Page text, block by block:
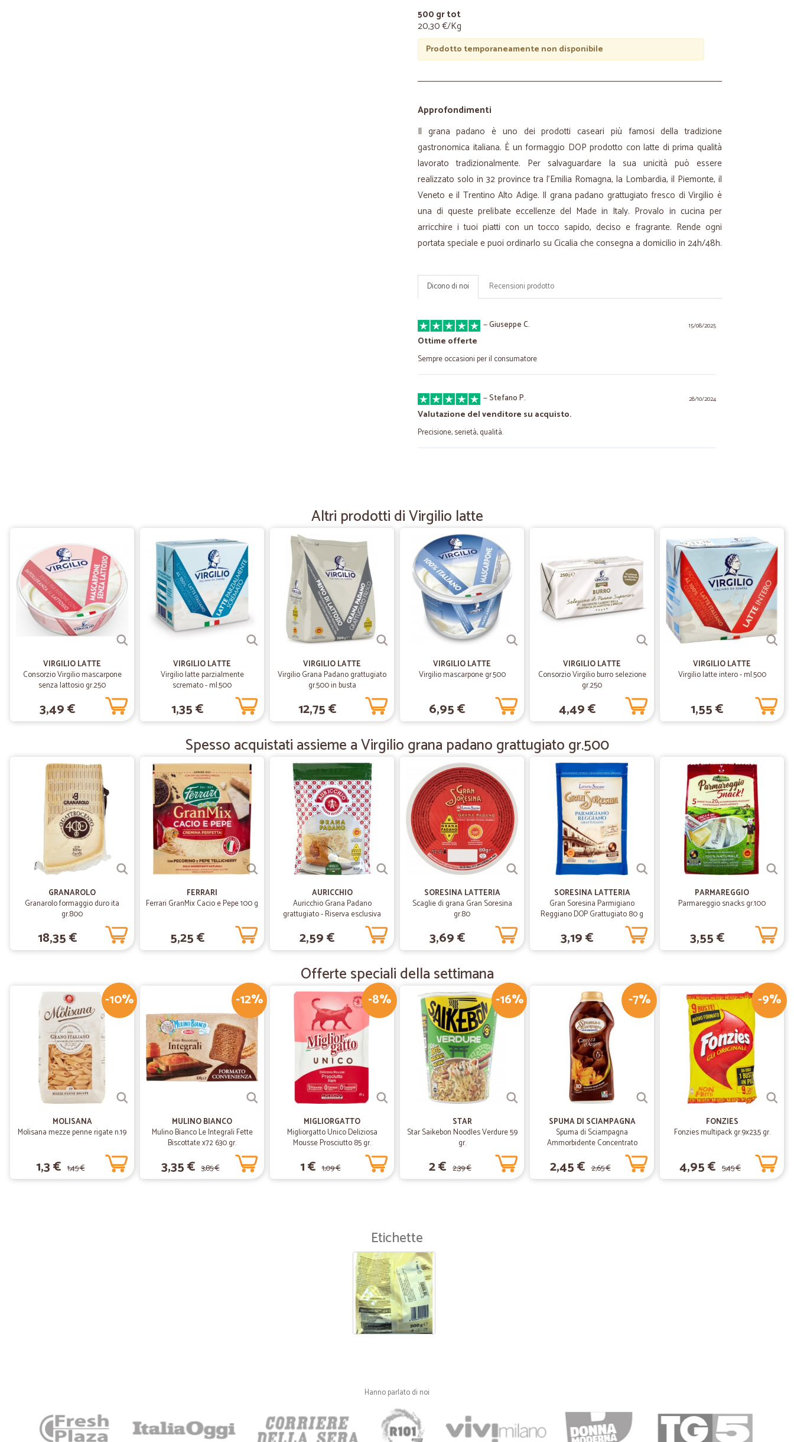
500 gr tot
20,30 €/Kg
Prodotto temporaneamente non disponibile
Approfondimenti
Il grana padano è uno dei prodotti caseari più famosi della tradizione
gastronomica italiana. È un formaggio DOP prodotto con latte di prima qualità
lavorato tradizionalmente. Per salvaguardare la sua unicità può essere
realizzato solo in 32 province tra l'Emilia Romagna, la Lombardia, il Piemonte, il
Veneto e il Trentino Alto Adige. Il grana padano grattugiato fresco di Virgilio è
una di queste prelibate eccellenze del Made in Italy. Provalo in cucina per
arricchire i tuoi piatti con un tocco sapido, deciso e fragrante. Rende ogni
portata speciale e puoi ordinarlo su Cicalia che consegna a domicilio in 24h/48h.
Dicono di noi Recensioni prodotto
15/08/2025
—Giuseppe C.
Ottime offerte
Sempre occasioni per il consumatore
28/10/2024
—Stefano P.
Valutazione del venditore su acquisto.
Precisione, serietà, qualità.
31/01/2021
—Antonio Z.
Veloci,ottimi prodotti,
Veloci, ottimi prodotti,buoni prezzi,imballaggio buono RICOMPRO: ho trovato una crusca che
cercavo da tempo e credevo sparita Sarò un cliente affezionato
20/12/2020
—Luciano G.
Eccellente
Consegna puntuale, tutto Eccellente
Enrico M.
Tutto ok
Tutto ok a parte la spedizione
21/12/2019
—Luigia F.
È stata una felice esperienza …
È stata una felice esperienza acquistare il mango. Ottimo, gustoso, nutriente prodotto.
30/09/2019
—Mario V.
Spedizione rapida
Recensione prodotto acquistato
21/07/2019
—Luca P.
ottima scelta..precisi puntuali
ottima scelta..precisi puntuali
Altri prodotti di Virgilio latte
VIRGILIO LATTE
Consorzio Virgilio mascarpone
senza lattosio gr.250
3,49 €
VIRGILIO LATTE
Virgilio latte parzialmente
scremato - ml.500
1,35 €
VIRGILIO LATTE
Virgilio Grana Padano grattugiato
gr.500 in busta
12,75 €
VIRGILIO LATTE
Virgilio mascarpone gr.500
6,95 €
VIRGILIO LATTE
Consorzio Virgilio burro selezione
gr.250
4,49 €
VIRGILIO LATTE
Virgilio latte intero - ml.500
1,55 €
Spesso acquistati assieme a Virgilio grana padano grattugiato gr.500
GRANAROLO
Granarolo formaggio duro ita
gr.800
18,35 €
FERRARI
Ferrari GranMix Cacio e Pepe 100 g
5,25 €
AURICCHIO
Auricchio Grana Padano
grattugiato - Riserva esclusiva
2,59 €
SORESINA LATTERIA
Scaglie di grana Gran Soresina
gr.80
3,69 €
SORESINA LATTERIA
Gran Soresina Parmigiano
Reggiano DOP Grattugiato 80 g
3,19 €
PARMAREGGIO
Parmareggio snacks gr.100
3,55 €
Offerte speciali della settimana
-10%
MOLISANA
Molisana mezze penne rigate n.19
1,3 € 1,45 €
-12%
MULINO BIANCO
Mulino Bianco Le Integrali Fette
Biscottate x72 630 gr.
3,35 € 3,85 €
-8%
MIGLIORGATTO
Migliorgatto Unico Deliziosa
Mousse Prosciutto 85 gr.
1 € 1,09 €
-16%
STAR
Star Saikebon Noodles Verdure 59
gr.
2 € 2,39 €
-7%
SPUMA DI SCIAMPAGNA
Spuma di Sciampagna
Ammorbidente Concentrato
Carezza d'Argan 600 ml
2,45 € 2,65 €
-9%
FONZIES
Fonzies multipack gr.9x23,5 gr.
4,95 € 5,45 €
Etichette
Hanno parlato di noi